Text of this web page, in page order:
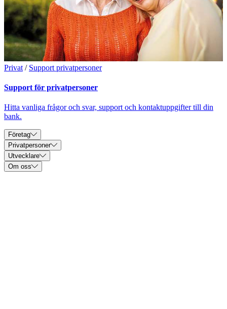
Privat / Support privatpersoner
Support för privatpersoner
Hitta vanliga frågor och svar, support och kontaktuppgifter till din
bank.
Företag
Privatpersoner
Utvecklare
Om oss